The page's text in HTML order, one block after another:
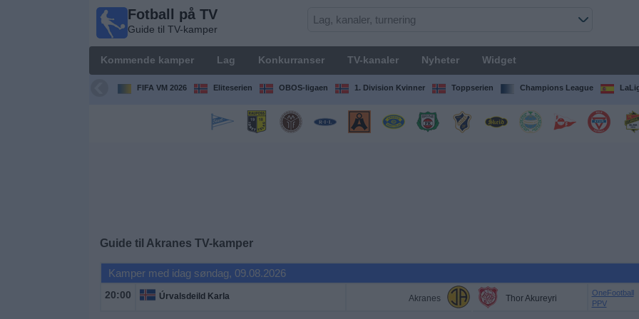
Fotball på TV
Guide til TV-kamper
Kommende kamper Lag Konkurranser TV-kanaler Nyheter Widget
FIFA VM 2026 Eliteserien OBOS-ligaen 1. Division Kvinner Toppserien Champions League
Guide til Akranes TV-kamper
Kamper med idag søndag, 09.08.2026
20:00 Úrvalsdeild Karla Akranes Thor Akureyri
OneFootball
PPV